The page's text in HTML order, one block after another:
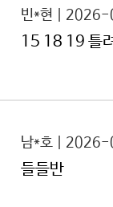
빈*현 |
15 18 19 틀
남*호 |
들들반